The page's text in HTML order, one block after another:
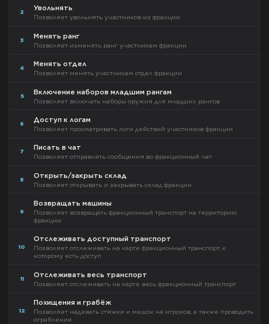
2 Увольнять
Позволяет увольнять участников из фракции
3 Менять ранг
Позволяет изменять ранг участникам фракции
4 Менять отдел
Позволяет менять участникам отдел фракции
5 Включение наборов младшим рангам
Позволяет включать наборы оружия для младших рангов
6 Доступ к логам
Позволяет просматривать логи действий участников фракции
7 Писать в чат
Позволяет отправлять сообщения во фракционный чат
8 Открыть/закрыть склад
Позволяет открывать и закрывать склад фракции
9
Возвращать машины
Позволяет возвращать фракционный транспорт на территорию
фракции
10
Отслеживать доступный транспорт
Позволяет отслеживать на карте фракционный транспорт, к
которому есть доступ
11 Отслеживать весь транспорт
Позволяет отслеживать на карте весь фракционный транспорт
12
Похищения и грабёж
Позволяет надевать стяжки и мешок на игроков, а также проводить
ограбление